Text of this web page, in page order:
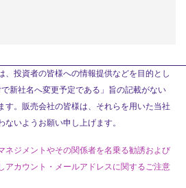
、投資者の皆様への情報提供などを目的とし
新社名へ変更予定である」旨の記載がない
す。販売会社の皆様は、それらを用いた当社
いようお願い申し上げます。
ネジメントやその関係者を名乗る勧誘および
アカウント・メールアドレスに関するご注意